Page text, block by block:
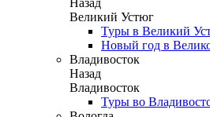
Назад
Великий Устюг
Туры в Великий
Новый год в
Владивосток
Назад
Владивосток
Туры во